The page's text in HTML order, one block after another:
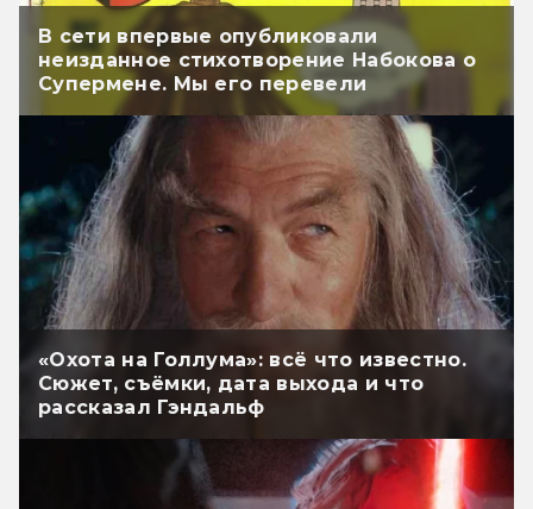
В сети впервые опубликовали
неизданное стихотворение Набокова о
Супермене. Мы его перевели
«Охота на Голлума»: всё что известно.
Сюжет, съёмки, дата выхода и что
рассказал Гэндальф